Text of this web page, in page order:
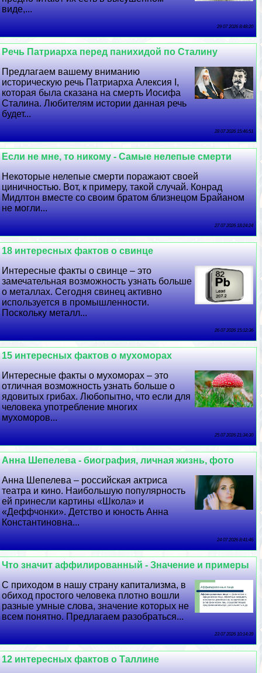
виде,...
29 07 2026 8:48:20
Речь Патриарха перед панихидой по Сталину
Предлагаем вашему вниманию
историческую речь Патриарха Алексия I,
которая была сказана на cмepть Иосифа
Сталина. Любителям истории данная речь
будет...
28 07 2026 15:46:51
Если не мне, то никому - Самые нелепые cмepти
Некоторые нелепые cмepти поражают своей
циничностью. Вот, к примеру, такой случай. Конрад
Мидлтон вместе со своим братом близнецом Брайаном
не могли...
27 07 2026 18:24:24
18 интересных фактов о свинце
Интересные факты о свинце – это
замечательная возможность узнать больше
о металлах. Сегодня свинец активно
используется в промышленности.
Поскольку металл...
26 07 2026 15:12:36
15 интересных фактов о мухоморах
Интересные факты о мухоморах – это
отличная возможность узнать больше о
ядовитых грибах. Любопытно, что если для
человека употрeбление многих
мухоморов...
25 07 2026 21:34:30
Анна Шепелева - биография, личная жизнь, фото
Анна Шепелева – российская актриса
театра и кино. Наибольшую популярность
ей принесли картины «Школа» и
«Деффчонки». Детство и юность Анна
Константиновна...
24 07 2026 8:41:46
Что значит аффилированный - Значение и примеры
С приходом в нашу страну капитализма, в
обиход простого человека плотно вошли
разные умные слова, значение которых не
всем понятно. Предлагаем разобраться...
23 07 2026 10:14:39
12 интересных фактов о Таллине